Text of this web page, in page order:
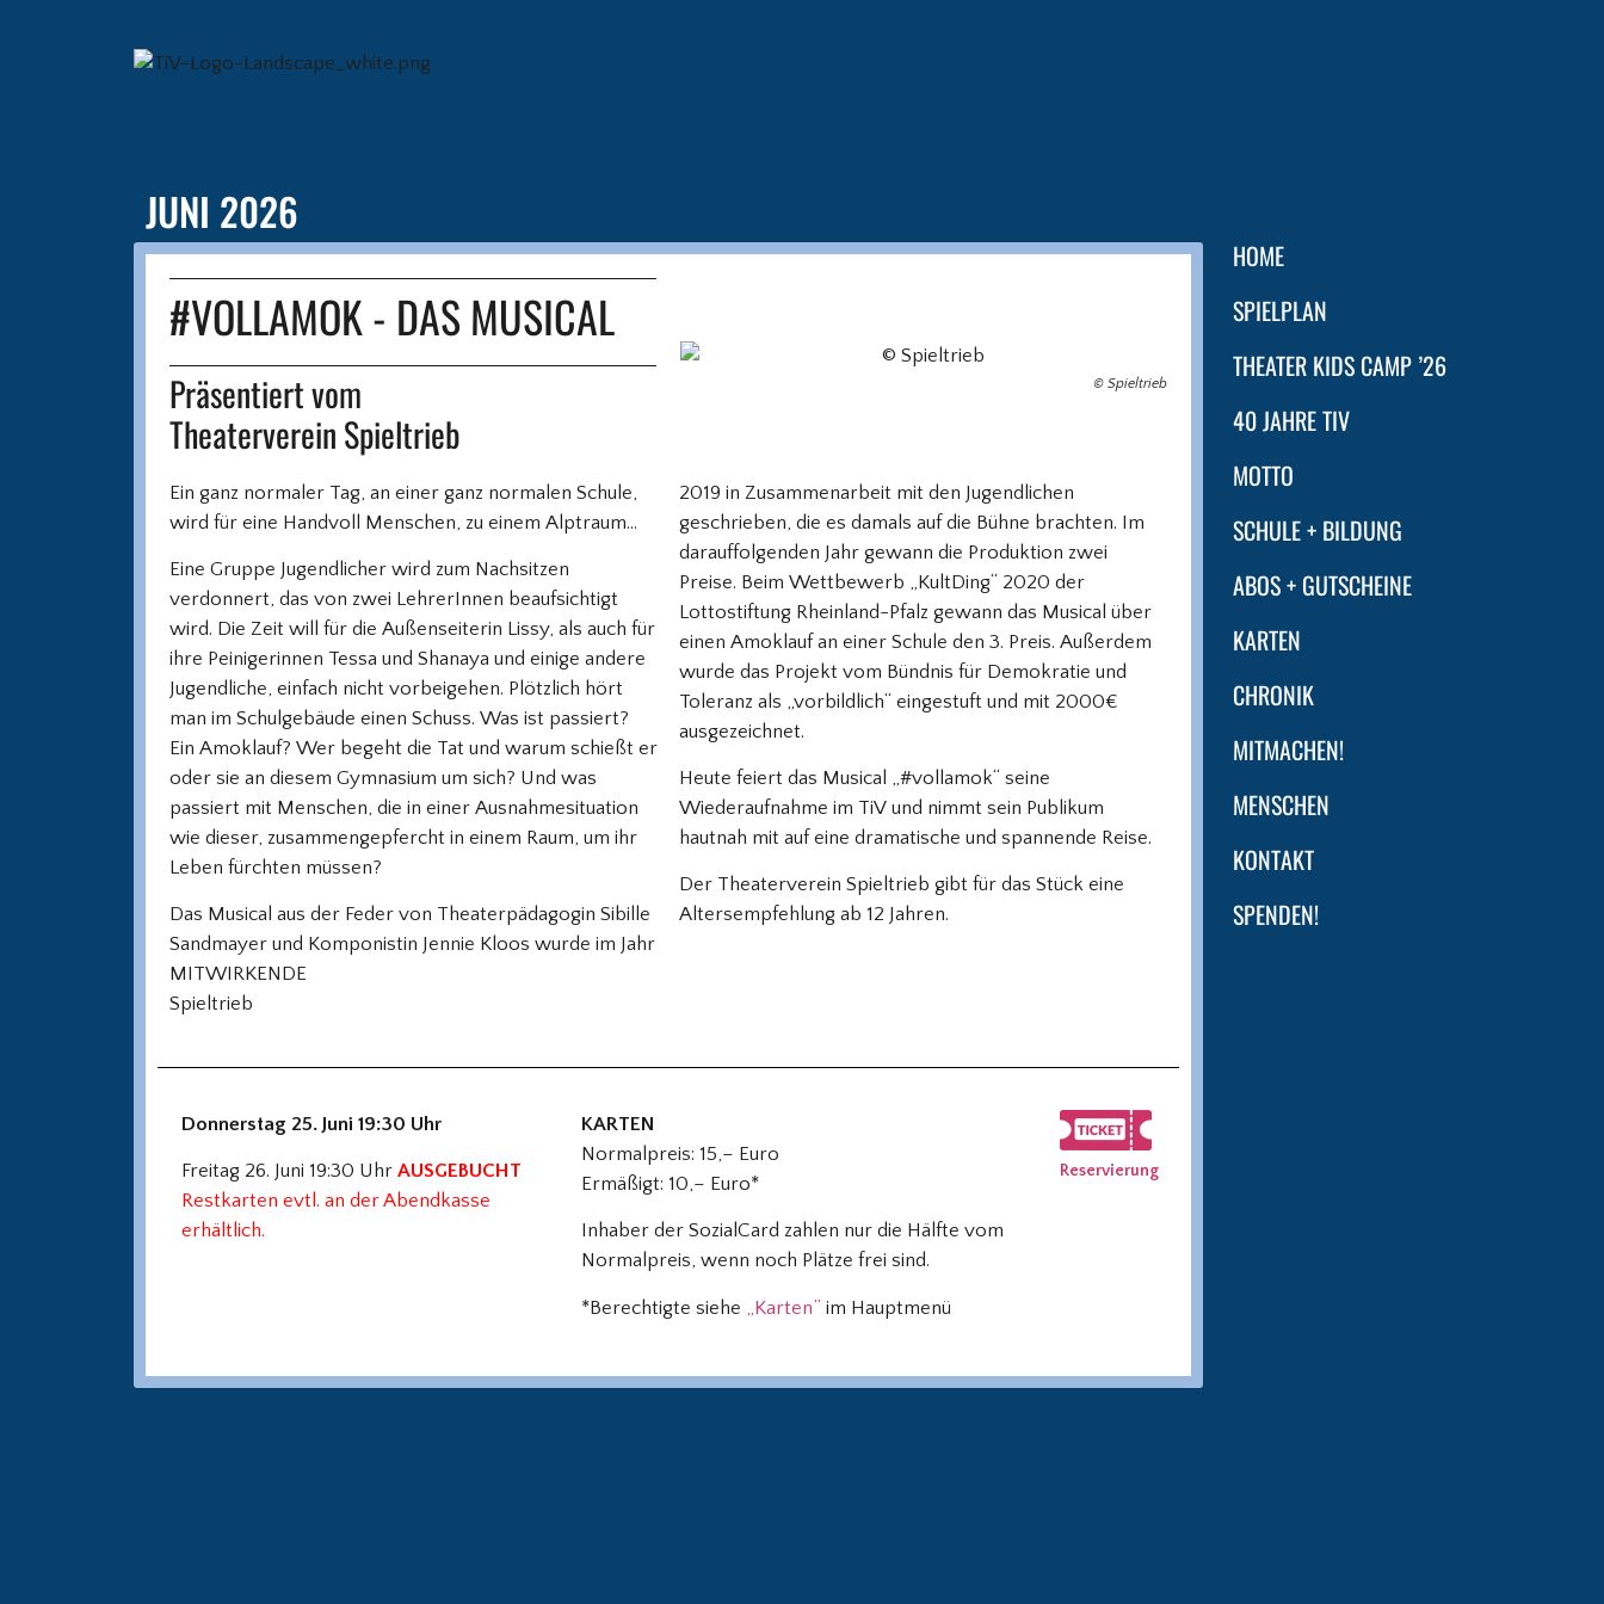
JUNI 2026
#VOLLAMOK - DAS MUSICAL
Präsentiert vom
Theaterverein Spieltrieb
© Spieltrieb
Ein ganz normaler Tag, an einer ganz normalen Schule,
wird für eine Handvoll Menschen, zu einem Alptraum…
Eine Gruppe Jugendlicher wird zum Nachsitzen
verdonnert, das von zwei LehrerInnen beaufsichtigt
wird. Die Zeit will für die Außenseiterin Lissy, als auch für
ihre Peinigerinnen Tessa und Shanaya und einige andere
Jugendliche, einfach nicht vorbeigehen. Plötzlich hört
man im Schulgebäude einen Schuss. Was ist passiert?
Ein Amoklauf? Wer begeht die Tat und warum schießt er
oder sie an diesem Gymnasium um sich? Und was
passiert mit Menschen, die in einer Ausnahmesituation
wie dieser, zusammengepfercht in einem Raum, um ihr
Leben fürchten müssen?
Das Musical aus der Feder von Theaterpädagogin Sibille
Sandmayer und Komponistin Jennie Kloos wurde im Jahr
2019 in Zusammenarbeit mit den Jugendlichen
geschrieben, die es damals auf die Bühne brachten. Im
darauffolgenden Jahr gewann die Produktion zwei
Preise. Beim Wettbewerb „KultDing“ 2020 der
Lottostiftung Rheinland-Pfalz gewann das Musical über
einen Amoklauf an einer Schule den 3. Preis. Außerdem
wurde das Projekt vom Bündnis für Demokratie und
Toleranz als „vorbildlich“ eingestuft und mit 2000€
ausgezeichnet.
Heute feiert das Musical „#vollamok“ seine
Wiederaufnahme im TiV und nimmt sein Publikum
hautnah mit auf eine dramatische und spannende Reise.
Der Theaterverein Spieltrieb gibt für das Stück eine
Altersempfehlung ab 12 Jahren.
MITWIRKENDE
Spieltrieb
Donnerstag 25. Juni 19:30 Uhr
Freitag 26. Juni 19:30 Uhr AUSGEBUCHT
Restkarten evtl. an der Abendkasse
erhältlich.
KARTEN
Normalpreis: 15,– Euro
Ermäßigt: 10,– Euro*
Inhaber der SozialCard zahlen nur die Hälfte vom
Normalpreis, wenn noch Plätze frei sind.
*Berechtigte siehe „Karten” im Hauptmenü
Reservierung
HOME
SPIELPLAN
THEATER KIDS CAMP ’26
40 JAHRE TIV
MOTTO
SCHULE + BILDUNG
ABOS + GUTSCHEINE
KARTEN
CHRONIK
MITMACHEN!
MENSCHEN
KONTAKT
SPENDEN!